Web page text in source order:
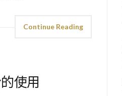
Continue Reading
使用